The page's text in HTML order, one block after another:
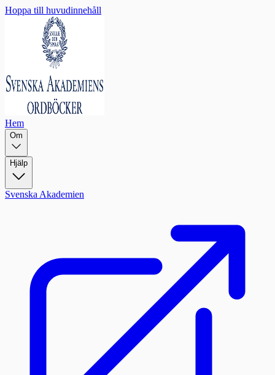
Hoppa till huvudinnehåll
Hem
Om
Hjälp
Svenska Akademien